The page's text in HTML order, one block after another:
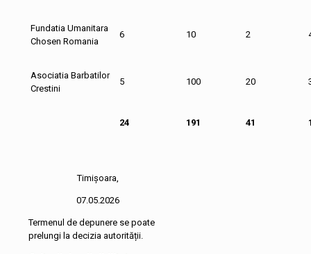
Fundatia Umanitara
Chosen Romania
6 10 2
Asociatia Barbatilor
Crestini
5 100 20
24 191 41
Timișoara,
07.05.2026
Termenul de depunere se poate
prelungi la decizia autorității.